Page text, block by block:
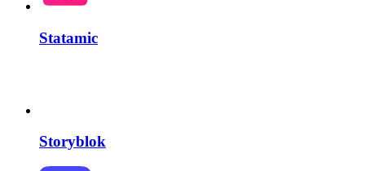
Statamic
Storyblok